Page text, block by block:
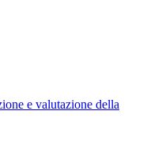
e valutazione della